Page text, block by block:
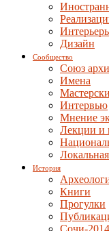
Дизайн
Сообщество
Союз
Имена
Интервью
Мнение
Лекции и
История
Книги
Прогулки
Сочи-2014